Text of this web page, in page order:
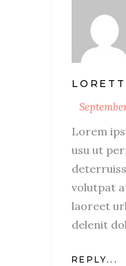
Lorem
usu ut
volutpat
laoreet
delenit
REPLY...